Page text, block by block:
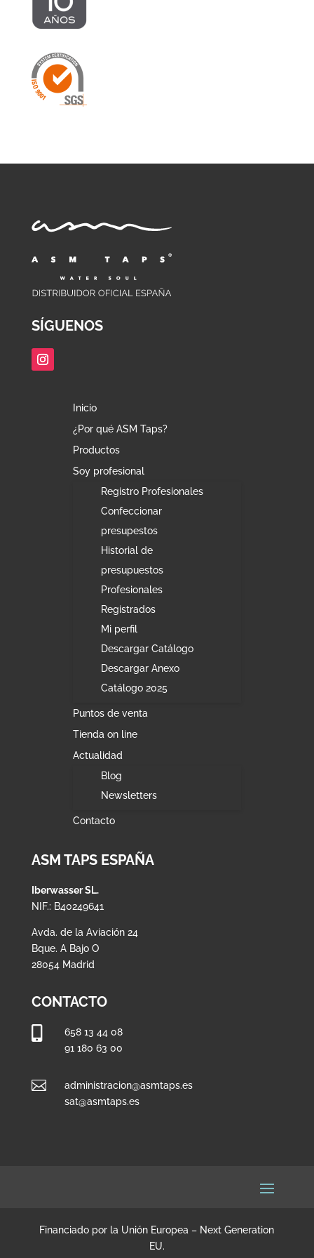
SÍGUENOS
Inicio
¿Por qué ASM Taps?
Productos
Soy profesional
Registro Profesionales
Confeccionar
presupestos
Historial de
presupuestos
Profesionales
Registrados
Mi perfil
Descargar Catálogo
Descargar Anexo
Catálogo 2025
Puntos de venta
Tienda on line
Actualidad
Blog
Newsletters
Contacto
ASM TAPS ESPAÑA
Iberwasser SL.
NIF.: B40249641
Avda. de la Aviación 24
Bque. A Bajo O
28054 Madrid
CONTACTO
658 13 44 08
91 180 63 00

administracion@asmtaps.es
sat@asmtaps.es
Financiado por la Unión Europea – Next Generation
EU.